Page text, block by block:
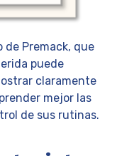
de Premack, que
puede
claramente
mejor las
de sus rutinas.